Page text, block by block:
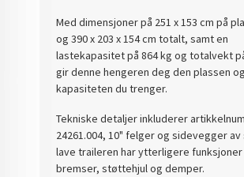
Med dimensjoner på 251 x 153 cm på
og 390 x 203 x 154 cm totalt, samt en
lastekapasitet på 864 kg og totalvekt
gir denne hengeren deg den plassen og
kapasiteten du trenger.
Tekniske detaljer inkluderer
24261.004, 10" felger og sidevegger av
lave traileren har ytterligere funksjoner
bremser, støttehjul og demper.